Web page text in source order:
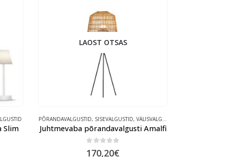
Slim
LAOST OTSAS
PÕRANDAVALGUSTID, SISEVALGUSTID, VÄLISVALGUSTID
Juhtmevaba põrandavalgusti Amalfi
170,20€